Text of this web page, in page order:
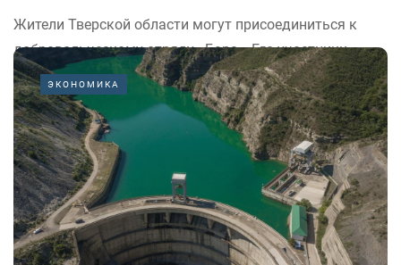
Жители Тверской области могут присоединиться к
добровольческому отряду «Барс». Его участники
будут защищать важные объекты в регионе. Об этом
сообщает пресс-служба правительства Тверской
области.
«В этот период за участниками отряда будут
сохраняться рабочие места и заработная плата. Также
предусмотрена денежная выплата...
ЭКОНОМИКА